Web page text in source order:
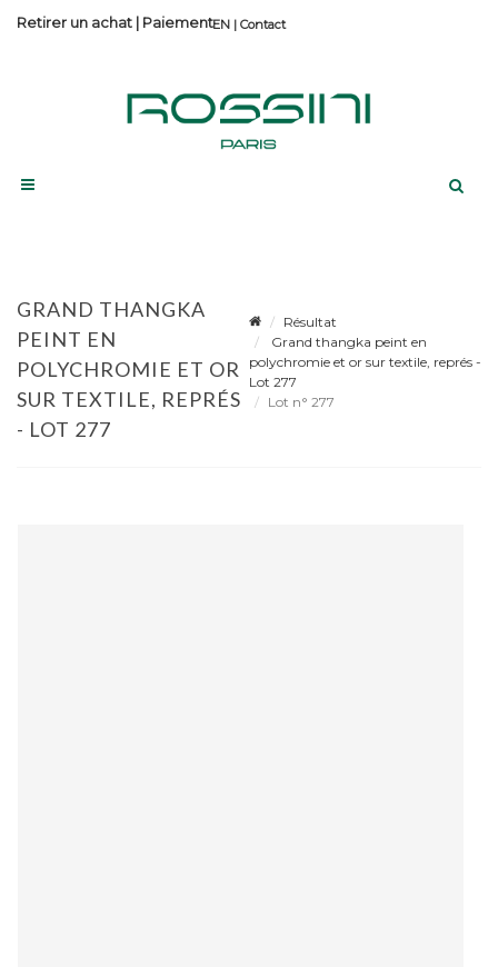
Contact
Retirer un achat | Paiement
GRAND THANGKA
PEINT EN
POLYCHROMIE ET OR
SUR TEXTILE, REPRÉS
- LOT 277
Résultat
Grand thangka peint en
polychromie et or sur textile, représ -
Lot 277
Lot n° 277